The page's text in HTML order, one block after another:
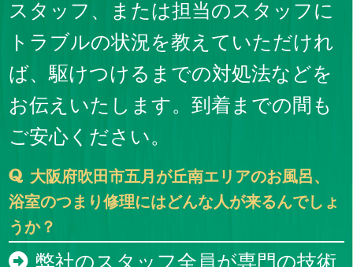
スタッフ、または担当のスタッフに
トラブルの状況を教えていただけれ
ば、駆けつけるまでの対処法などを
お伝えいたします。到着までの間も
ご安心ください。
大阪府吹田市五月が丘南エリアのお風呂、
浴室のつまり修理にはどんな人が来るんでしょ
うか？
弊社のスタッフ全員が専門の技術